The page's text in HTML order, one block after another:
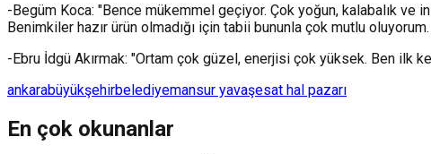
-Begüm Koca: "Bence mükemmel geçiyor. Çok yoğun, kalabalık ve
Benimkiler hazır ürün olmadığı için tabii bununla çok mutlu
-Ebru İdgü Akırmak: "Ortam çok güzel, enerjisi çok yüksek. Ben ilk
ankarabüyükşehirbelediyemansur yavaşesat hal pazarı
En çok okunanlar